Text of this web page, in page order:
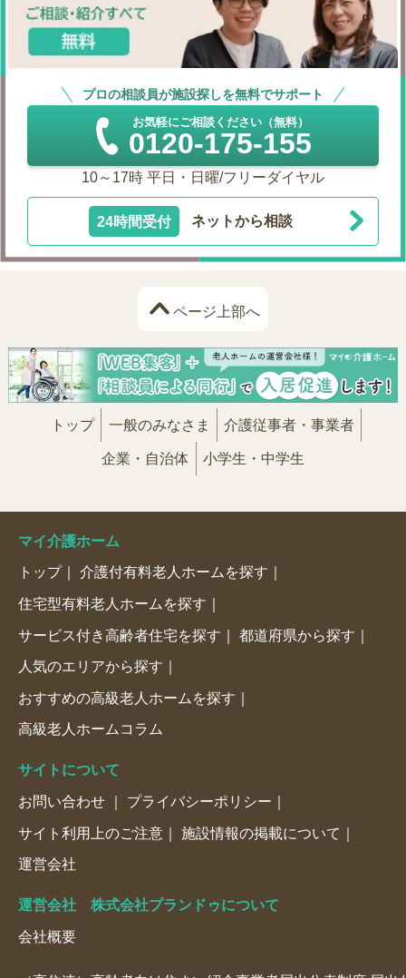
プロの相談員が施設探しを無料でサポート
お気軽にご相談ください（無料）
0120-175-155
10～17時 平日・日曜/フリーダイヤル
24時間受付 ネットから相談
ページ上部へ
トップ 一般のみなさま 介護従事者・事業者
企業・自治体 小学生・中学生
マイ介護ホーム
トップ 介護付有料老人ホームを探す
住宅型有料老人ホームを探す
サービス付き高齢者住宅を探す 都道府県から探す
人気のエリアから探す
おすすめの高級老人ホームを探す
高級老人ホームコラム
サイトについて
お問い合わせ プライバシーポリシー
サイト利用上のご注意 施設情報の掲載について
運営会社
運営会社 株式会社プランドゥについて
会社概要